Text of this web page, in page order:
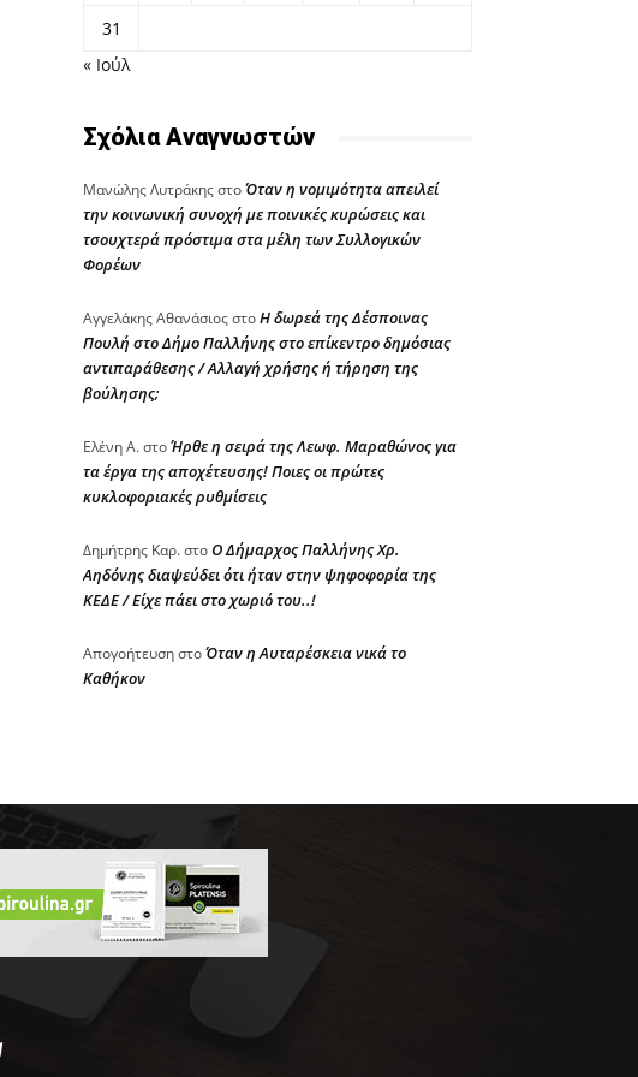
31
« Ιούλ
Σχόλια Αναγνωστών
Μανώλης ΛυτράκηςστοΌταν η νομιμότητα απειλεί
την κοινωνική συνοχή με ποινικές κυρώσεις και
τσουχτερά πρόστιμα στα μέλη των Συλλογικών
Φορέων
Αγγελάκης ΑθανάσιοςστοΗ δωρεά της Δέσποινας
Πουλή στο Δήμο Παλλήνης στο επίκεντρο δημόσιας
αντιπαράθεσης / Αλλαγή χρήσης ή τήρηση της
βούλησης;
Ελένη Α.στοΉρθε η σειρά της Λεωφ. Μαραθώνος για
τα έργα της αποχέτευσης! Ποιες οι πρώτες
κυκλοφοριακές ρυθμίσεις
Δημήτρης Καρ.στοΟ Δήμαρχος Παλλήνης Χρ.
Αηδόνης διαψεύδει ότι ήταν στην ψηφοφορία της
ΚΕΔΕ / Είχε πάει στο χωριό του..!
ΑπογοήτευσηστοΌταν η Αυταρέσκεια νικά το
Καθήκον